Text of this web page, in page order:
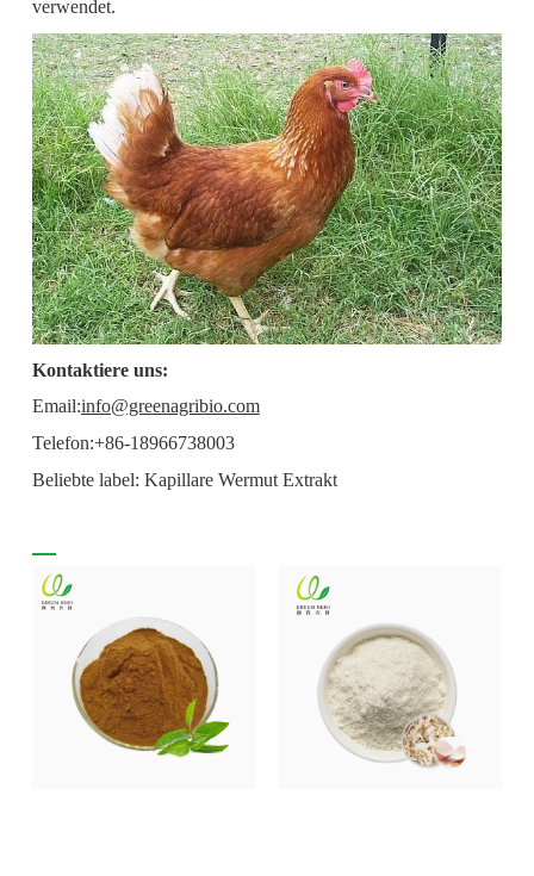
verwendet.
Kontaktiere uns:
Email:info@greenagribio.com
Telefon:+86-18966738003
Beliebte label: Kapillare Wermut Extrakt